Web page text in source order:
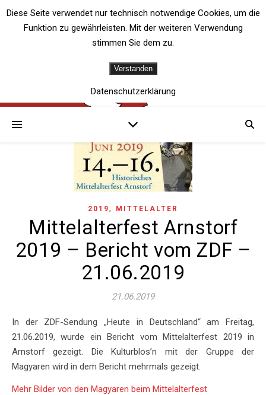
2019, MITTELALTER
Mittelalterfest Arnstorf
2019 – Bericht vom ZDF –
21.06.2019
21.06.2019
In der ZDF-Sendung „Heute in Deutschland“ am Freitag,
21.06.2019, wurde ein Bericht vom Mittelalterfest 2019 in
Arnstorf gezeigt. Die Kulturblos’n mit der Gruppe der
Magyaren wird in dem Bericht mehrmals gezeigt.
Mehr Bilder von den Magyaren beim Mittelalterfest
Diese Seite verwendet nur technisch notwendige Cookies, um die
Funktion zu gewährleisten. Mit der weiteren Verwendung
stimmen Sie dem zu.
Verstanden
Datenschutzerklärung